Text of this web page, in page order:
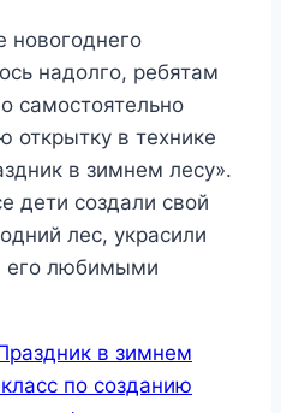
надолго, ребятам
самостоятельно
открытку в технике
в зимнем лесу».
дети создали свой
лес, украсили
его любимыми
в зимнем
по созданию